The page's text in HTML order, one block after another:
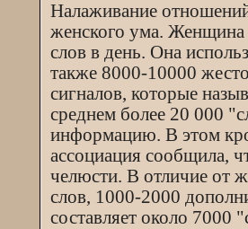
Налаживание
женского ума. Женщина
слов в день. Она
также 8000-10000
сигналов, которые
среднем более 20 000
информацию. В этом
ассоциация сообщила,
челюсти. В отличие от
слов, 1000-2000
составляет около 7000